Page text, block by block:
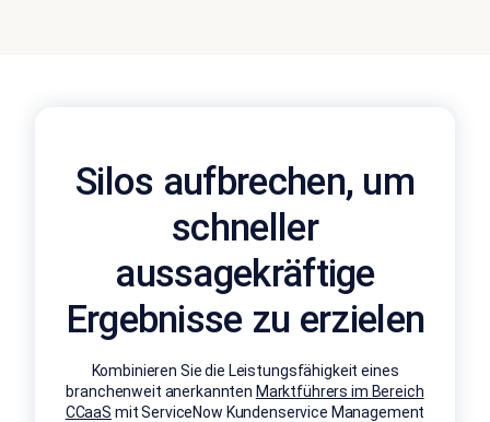
Silos aufbrechen, um
schneller
aussagekräftige
Ergebnisse zu erzielen
Kombinieren Sie die Leistungsfähigkeit eines
branchenweit anerkannten Marktführers im Bereich
CCaaS mit ServiceNow Kundenservice Management